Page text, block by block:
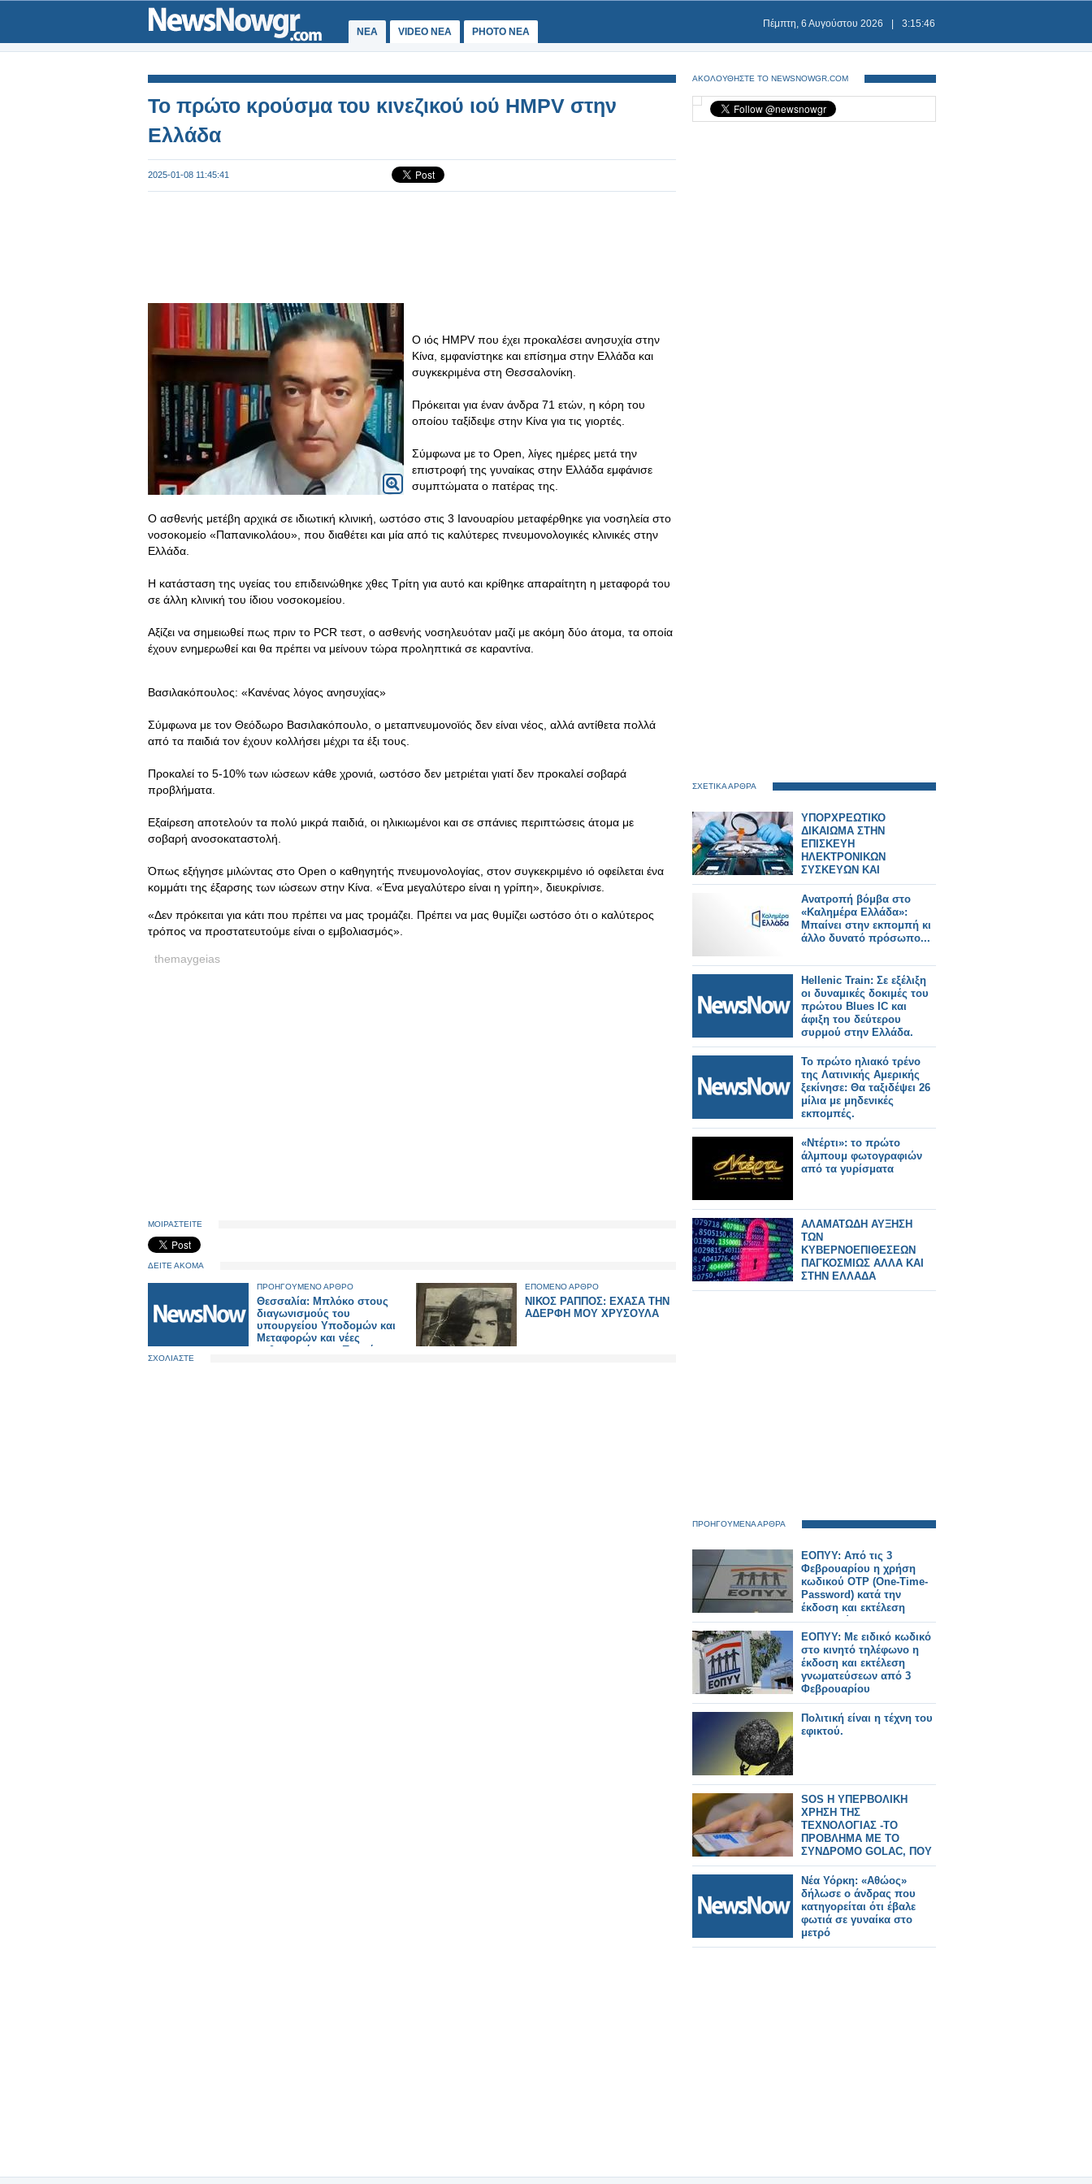
ΝΕΑ VIDEO NEA PHOTO NEA
Πέμπτη, 6 Αυγούστου 2026 3:15:47
Το πρώτο κρούσμα του κινεζικού ιού HMPV στην
Ελλάδα
2025-01-08 11:45:41
Ο ιός HMPV που έχει προκαλέσει ανησυχία στην
Κίνα, εμφανίστηκε και επίσημα στην Ελλάδα και
συγκεκριμένα στη Θεσσαλονίκη.
Πρόκειται για έναν άνδρα 71 ετών, η κόρη του
οποίου ταξίδεψε στην Κίνα για τις γιορτές.
Σύμφωνα με το Open, λίγες ημέρες μετά την
επιστροφή της γυναίκας στην Ελλάδα εμφάνισε
συμπτώματα ο πατέρας της.
Ο ασθενής μετέβη αρχικά σε ιδιωτική κλινική, ωστόσο στις 3 Ιανουαρίου μεταφέρθηκε για νοσηλεία στο
νοσοκομείο «Παπανικολάου», που διαθέτει και μία από τις καλύτερες πνευμονολογικές κλινικές στην
Ελλάδα.
Η κατάσταση της υγείας του επιδεινώθηκε χθες Τρίτη για αυτό και κρίθηκε απαραίτητη η μεταφορά του
σε άλλη κλινική του ίδιου νοσοκομείου.
Αξίζει να σημειωθεί πως πριν το PCR τεστ, ο ασθενής νοσηλευόταν μαζί με ακόμη δύο άτομα, τα οποία
έχουν ενημερωθεί και θα πρέπει να μείνουν τώρα προληπτικά σε καραντίνα.
Βασιλακόπουλος: «Κανένας λόγος ανησυχίας»
Σύμφωνα με τον Θεόδωρο Βασιλακόπουλο, ο μεταπνευμονοϊός δεν είναι νέος, αλλά αντίθετα πολλά
από τα παιδιά τον έχουν κολλήσει μέχρι τα έξι τους.
Προκαλεί το 5-10% των ιώσεων κάθε χρονιά, ωστόσο δεν μετριέται γιατί δεν προκαλεί σοβαρά
προβλήματα.
Εξαίρεση αποτελούν τα πολύ μικρά παιδιά, οι ηλικιωμένοι και σε σπάνιες περιπτώσεις άτομα με
σοβαρή ανοσοκαταστολή.
Όπως εξήγησε μιλώντας στο Open ο καθηγητής πνευμονολογίας, στον συγκεκριμένο ιό οφείλεται ένα
κομμάτι της έξαρσης των ιώσεων στην Κίνα. «Ένα μεγαλύτερο είναι η γρίπη», διευκρίνισε.
«Δεν πρόκειται για κάτι που πρέπει να μας τρομάζει. Πρέπει να μας θυμίζει ωστόσο ότι ο καλύτερος
τρόπος να προστατευτούμε είναι ο εμβολιασμός».
themaygeias
ΜΟΙΡΑΣΤΕΙΤΕ
ΔΕΙΤΕ ΑΚΟΜΑ
ΠΡΟΗΓΟΥΜΕΝΟ ΑΡΘΡΟ
Θεσσαλία: Μπλόκο στους
διαγωνισμούς του
υπουργείου Υποδομών και
Μεταφορών και νέες
καθυστερήσεις - Ποια έργα
ΕΠΟΜΕΝΟ ΑΡΘΡΟ
ΝΙΚΟΣ ΡΑΠΠΟΣ: ΕΧΑΣΑ ΤΗΝ
ΑΔΕΡΦΗ ΜΟΥ ΧΡΥΣΟΥΛΑ
ΣΧΟΛΙΑΣΤΕ
ΑΚΟΛΟΥΘΗΣΤΕ ΤΟ NEWSNOWGR.COM
ΣΧΕΤΙΚΑ ΑΡΘΡΑ
ΥΠΟΡΧΡΕΩΤΙΚΟ
ΔΙΚΑΙΩΜΑ ΣΤΗΝ
ΕΠΙΣΚΕΥΗ
ΗΛΕΚΤΡΟΝΙΚΩΝ
ΣΥΣΚΕΥΩΝ ΚΑΙ
SPARTPHONES ΣΤΗΝ
ΕΛΛΑΔΑ
Ανατροπή βόμβα στο
«Καλημέρα Ελλάδα»:
Μπαίνει στην εκπομπή κι
άλλο δυνατό πρόσωπο...
Hellenic Train: Σε εξέλιξη
οι δυναμικές δοκιμές του
πρώτου Blues IC και
άφιξη του δεύτερου
συρμού στην Ελλάδα.
Το πρώτο ηλιακό τρένο
της Λατινικής Αμερικής
ξεκίνησε: Θα ταξιδέψει 26
μίλια με μηδενικές
εκπομπές.
«Ντέρτι»: το πρώτο
άλμπουμ φωτογραφιών
από τα γυρίσματα
ΑΛΑΜΑΤΩΔΗ ΑΥΞΗΣΗ
ΤΩΝ
ΚΥΒΕΡΝΟΕΠΙΘΕΣΕΩΝ
ΠΑΓΚΟΣΜΙΩΣ ΑΛΛΑ ΚΑΙ
ΣΤΗΝ ΕΛΛΑΔΑ
ΠΡΟΗΓΟΥΜΕΝΑ ΑΡΘΡΑ
ΕΟΠΥΥ: Από τις 3
Φεβρουαρίου η χρήση
κωδικού OTP (One-Time-
Password) κατά την
έκδοση και εκτέλεση
γνωματεύσεων
ΕΟΠΥΥ: Με ειδικό κωδικό
στο κινητό τηλέφωνο η
έκδοση και εκτέλεση
γνωματεύσεων από 3
Φεβρουαρίου
Πολιτική είναι η τέχνη του
εφικτού.
SOS Η ΥΠΕΡΒΟΛΙΚΗ
ΧΡΗΣΗ ΤΗΣ
ΤΕΧΝΟΛΟΓΙΑΣ -ΤΟ
ΠΡΟΒΛΗΜΑ ΜΕ ΤΟ
ΣΥΝΔΡΟΜΟ GOLAC, ΠΟΥ
ΕΚΔΗΛΩΝΕΤΑΙ
Νέα Υόρκη: «Αθώος»
δήλωσε ο άνδρας που
κατηγορείται ότι έβαλε
φωτιά σε γυναίκα στο
μετρό